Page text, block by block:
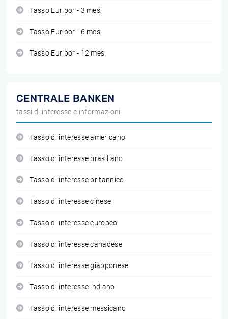
Tasso Euribor - 3 mesi
Tasso Euribor - 6 mesi
Tasso Euribor - 12 mesi
CENTRALE BANKEN
tassi di interesse e informazioni
Tasso di interesse americano
Tasso di interesse brasiliano
Tasso di interesse britannico
Tasso di interesse cinese
Tasso di interesse europeo
Tasso di interesse canadese
Tasso di interesse giapponese
Tasso di interesse indiano
Tasso di interesse messicano